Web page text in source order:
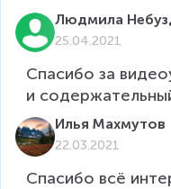
Людмила
25.04.2021
Спасибо за
и
Илья Махмутов
22.03.2021
Спасибо всё